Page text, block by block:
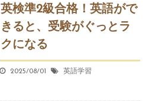
英検準2級合格！英語がで
きると、受験がぐっとラ
クになる
2025/08/01 英語学習